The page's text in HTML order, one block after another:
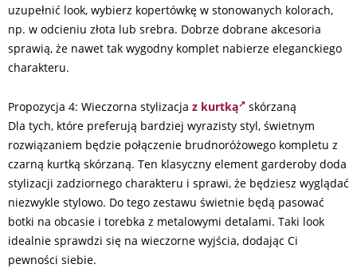
uzupełnić look, wybierz kopertówkę w stonowanych kolorach,
np. w odcieniu złota lub srebra. Dobrze dobrane akcesoria
sprawią, że nawet tak wygodny komplet nabierze eleganckiego
charakteru.
Propozycja 4: Wieczorna stylizacja z kurtką
skórzaną
Dla tych, które preferują bardziej wyrazisty styl, świetnym
rozwiązaniem będzie połączenie brudnoróżowego kompletu z
czarną kurtką skórzaną. Ten klasyczny element garderoby doda
stylizacji zadziornego charakteru i sprawi, że będziesz wyglądać
niezwykle stylowo. Do tego zestawu świetnie będą pasować
botki na obcasie i torebka z metalowymi detalami. Taki look
idealnie sprawdzi się na wieczorne wyjścia, dodając Ci
pewności siebie.